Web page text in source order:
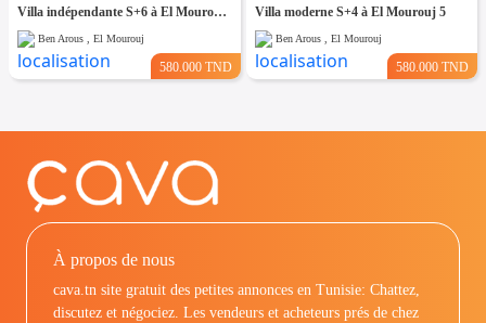
Villa indépendante S+6 à El Mourouj 4
Ben Arous , El Mourouj
580.000 TND
Villa moderne S+4 à El Mourouj 5
Ben Arous , El Mourouj
580.000 TND
À propos de nous
cava.tn site gratuit des petites annonces en Tunisie: Chattez,
discutez et négociez. Les vendeurs et acheteurs prés de chez